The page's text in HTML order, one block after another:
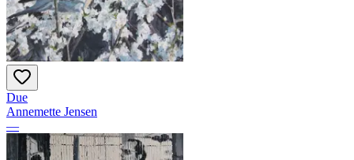
Due
Annemette Jensen
—